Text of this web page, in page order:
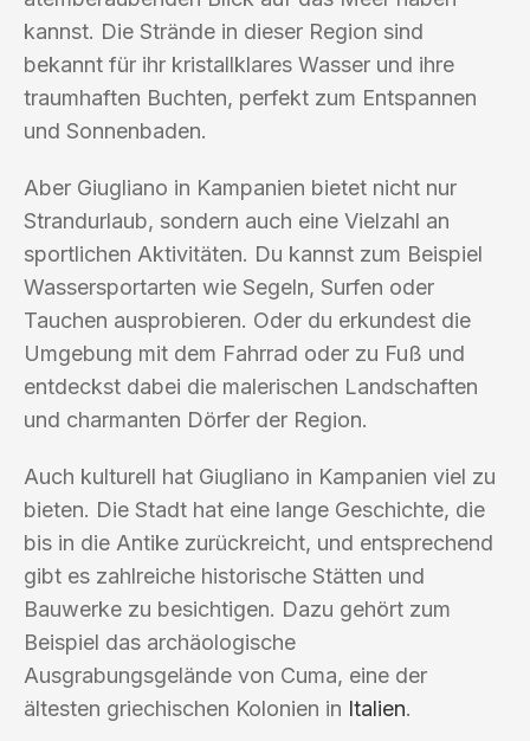
kannst. Die Strände in dieser Region sind
bekannt für ihr kristallklares Wasser und ihre
traumhaften Buchten, perfekt zum Entspannen
und Sonnenbaden.
Aber Giugliano in Kampanien bietet nicht nur
Strandurlaub, sondern auch eine Vielzahl an
sportlichen Aktivitäten. Du kannst zum Beispiel
Wassersportarten wie Segeln, Surfen oder
Tauchen ausprobieren. Oder du erkundest die
Umgebung mit dem Fahrrad oder zu Fuß und
entdeckst dabei die malerischen Landschaften
und charmanten Dörfer der Region.
Auch kulturell hat Giugliano in Kampanien viel zu
bieten. Die Stadt hat eine lange Geschichte, die
bis in die Antike zurückreicht, und entsprechend
gibt es zahlreiche historische Stätten und
Bauwerke zu besichtigen. Dazu gehört zum
Beispiel das archäologische
Ausgrabungsgelände von Cuma, eine der
ältesten griechischen Kolonien in Italien.